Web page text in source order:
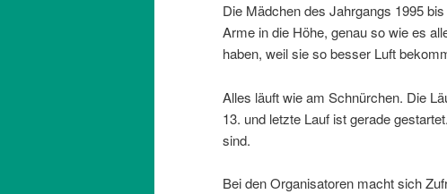
Die Mädchen des Jahrgangs 1995
Arme in die Höhe, genau so wie es
haben, weil sie so besser Luft
Alles läuft wie am Schnürchen. Die
13. und letzte Lauf ist gerade
sind.
Bei den Organisatoren macht sich